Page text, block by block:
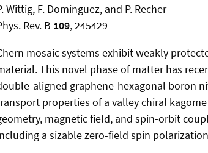
Wittig, F. Dominguez, and P. Recher
Rev. B 109, 245429
mosaic systems exhibit weakly
This novel phase of matter has
aligned graphene-hexagonal boron
properties of a valley chiral
magnetic field, and spin-orbit
a sizable zero-field spin